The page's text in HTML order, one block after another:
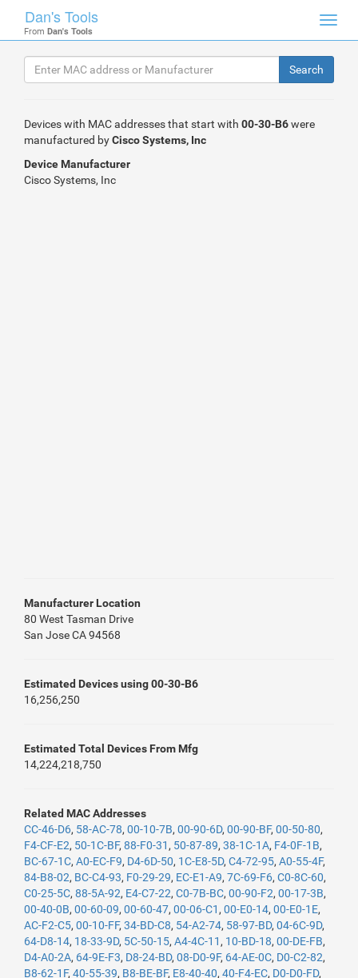
Dan's Tools
From Dan's Tools
Devices with MAC addresses that start with 00-30-B6were
manufactured byCisco Systems, Inc
Device Manufacturer
Cisco Systems, Inc
Manufacturer Location
80 West Tasman Drive
San Jose CA 94568
Estimated Devices using 00-30-B6
16,256,250
Estimated Total Devices From Mfg
14,224,218,750
Related MAC Addresses
CC-46-D6, 58-AC-78, 00-10-7B, 00-90-6D, 00-90-BF, 00-50-80,
F4-CF-E2, 50-1C-BF, 88-F0-31 , 50-87-89, 38-1C-1A, F4-0F-1B,
BC-67-1C, A0-EC-F9, D4-6D-50, 1C-E8-5D, C4-72-95, A0-55-4F,
84-B8-02, BC-C4-93, F0-29-29, EC-E1-A9, 7C-69-F6, C0-8C-60,
C0-25-5C, 88-5A-92, E4-C7-22, C0-7B-BC, 00-90-F2, 00-17-3B,
00-40-0B, 00-60-09, 00-60-47, 00-06-C1 , 00-E0-14, 00-E0-1E,
AC-F2-C5, 00-10-FF, 34-BD-C8, 54-A2-74, 58-97-BD, 04-6C-9D,
64-D8-14, 18-33-9D, 5C-50-15, A4-4C-11 , 10-BD-18, 00-DE-FB,
D4-A0-2A, 64-9E-F3, D8-24-BD, 08-D0-9F, 64-AE-0C, D0-C2-82,
B8-62-1F, 40-55-39, B8-BE-BF, E8-40-40, 40-F4-EC, D0-D0-FD,